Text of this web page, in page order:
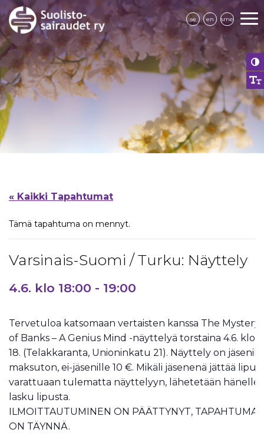
se en sme
« Kaikki Tapahtumat
Tämä tapahtuma on mennyt.
Varsinais-Suomi / Turku: Näyttely
4.6. klo 18:00 - 19:00
Tervetuloa katsomaan vertaisten kanssa The Mystery
of Banks – A Genius Mind -näyttelyä torstaina 4.6. klo
18. (Telakkaranta, Unioninkatu 21). Näyttely on
maksuton, ei-jäsenille 10 €. Mikäli jäsenenä jättää lipun
varattuaan tulematta näyttelyyn, lähetetään hänelle
lasku lipusta.
ILMOITTAUTUMINEN ON PÄÄTTYNYT, TAPAHTUMA
ON TÄYNNÄ.